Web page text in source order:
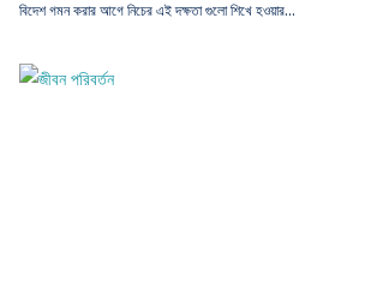
বিদেশ গমন করার আগে নিচের এই দক্ষতা গুলো শিখে হওয়ার…